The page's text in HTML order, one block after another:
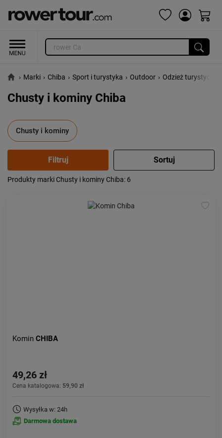
› Marki › Chiba › Sport i turystyka › Outdoor › Odzież turystyczna
Chusty i kominy Chiba
Chusty i kominy
Popularność:
od najwyższej
Produkty marki Chusty i kominy Chiba: 6
Komin CHIBA
49,26 zł
Cena katalogowa: 59,90 zł
Wysyłka w: 24h
Darmowa dostawa